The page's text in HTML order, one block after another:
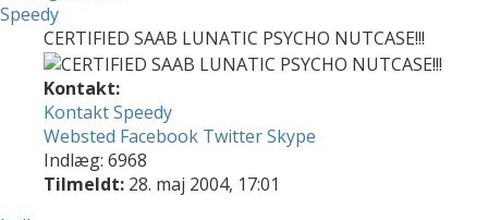
Speedy
CERTIFIED SAAB LUNATIC PSYCHO NUTCASE!!!
Kontakt:
Kontakt Speedy
Websted Facebook TwitterSkype
Indlæg: 6968
Tilmeldt: 28. maj 2004, 17:01